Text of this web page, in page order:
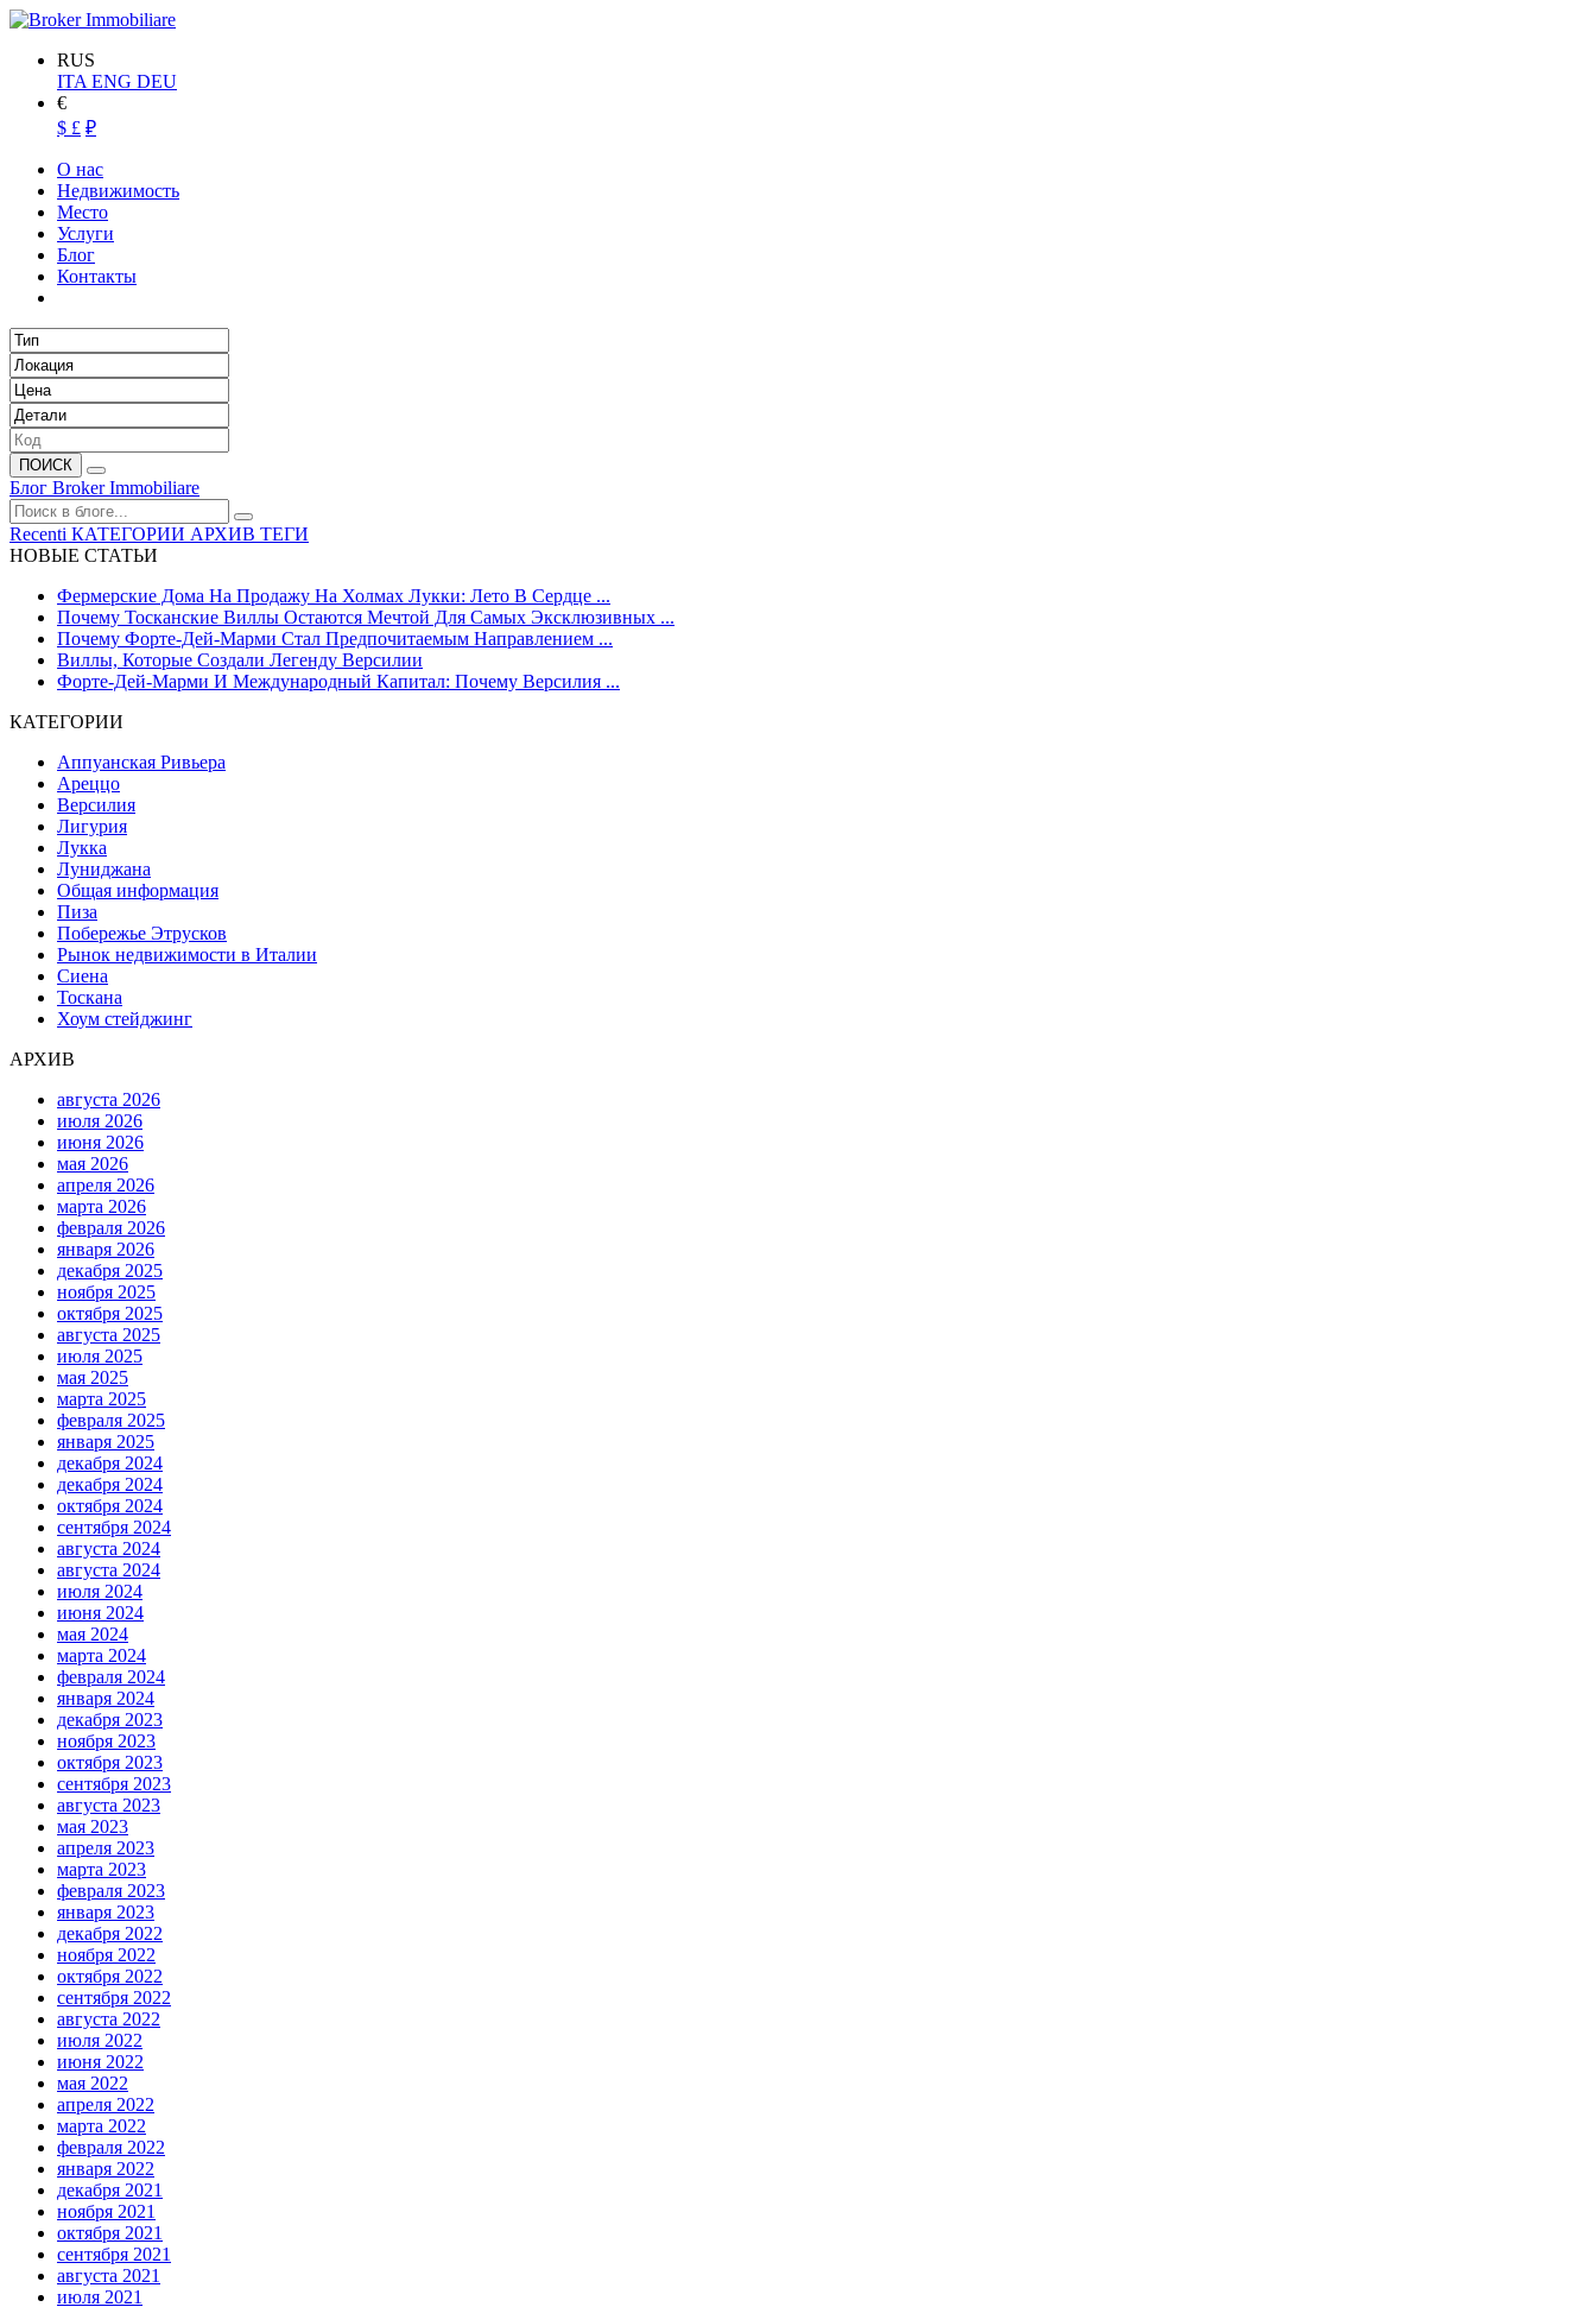
RUS
ITA ENG DEU
€
$ £ ₽
О нас
Недвижимость
Место
Услуги
Блог
Контакты
ПОИСК
Блог Broker Immobiliare
Recenti КАТЕГОРИИ АРХИВ ТЕГИ
НОВЫЕ СТАТЬИ
Фермерские Дома На Продажу На Холмах Лукки: Лето В Сердце ...
Почему Тосканские Виллы Остаются Мечтой Для Самых Эксклюзивных ...
Почему Форте-Дей-Марми Стал Предпочитаемым Направлением ...
Виллы, Которые Создали Легенду Версилии
Форте-Дей-Марми И Международный Капитал: Почему Версилия ...
КАТЕГОРИИ
Аппуанская Ривьера
Ареццо
Версилия
Лигурия
Лукка
Луниджана
Общая информация
Пиза
Побережье Этрусков
Рынок недвижимости в Италии
Сиена
Тоскана
Хоум стейджинг
АРХИВ
августа 2026
июля 2026
июня 2026
мая 2026
апреля 2026
марта 2026
февраля 2026
января 2026
декабря 2025
ноября 2025
октября 2025
августа 2025
июля 2025
мая 2025
марта 2025
февраля 2025
января 2025
декабря 2024
декабря 2024
октября 2024
сентября 2024
августа 2024
августа 2024
июля 2024
июня 2024
мая 2024
марта 2024
февраля 2024
января 2024
декабря 2023
ноября 2023
октября 2023
сентября 2023
августа 2023
мая 2023
апреля 2023
марта 2023
февраля 2023
января 2023
декабря 2022
ноября 2022
октября 2022
сентября 2022
августа 2022
июля 2022
июня 2022
мая 2022
апреля 2022
марта 2022
февраля 2022
января 2022
декабря 2021
ноября 2021
октября 2021
сентября 2021
августа 2021
июля 2021